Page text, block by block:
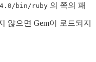
bin/ruby 의 쪽의 패
않으면 Gem이 로드되지